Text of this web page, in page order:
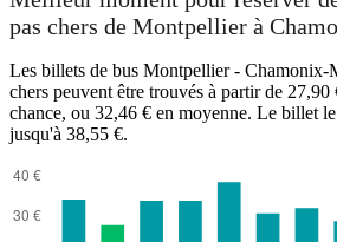
pas chers de Montpellier à
Les billets de bus Montpellier - Chamonix-
chers peuvent être trouvés à partir de 27,90
chance, ou 32,46 € en moyenne. Le billet
jusqu'à 38,55 €.